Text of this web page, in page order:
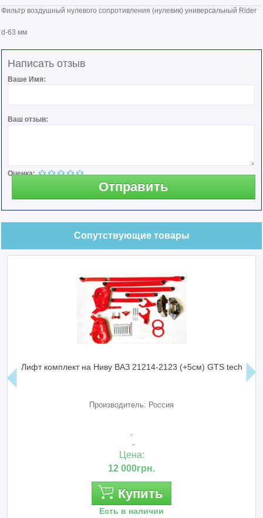
Фильтр воздушный нулевого сопротивления (нулевик) универсальный Rider
d-63 мм
Написать отзыв
Ваше Имя:
Ваш отзыв:
Оценка:
Отправить
Сопутствующие товары
Лифт комплект на Ниву ВАЗ 21214-2123 (+5см) GTS tech
Производитель: Россия
-
-
Цена:
12 000грн.
Купить
Есть в наличии